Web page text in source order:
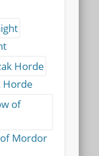
Horde
Mordor